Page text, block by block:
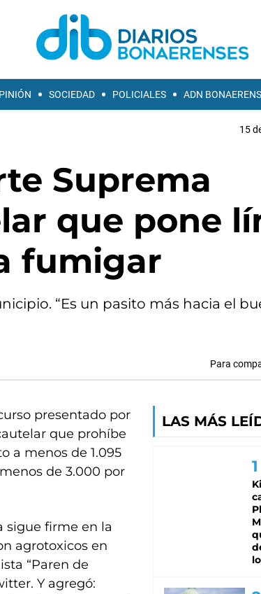
SOCIEDAD POLICIALES ADN
15
Suprema
que pone
fumigar
“Es un pasito más hacia el
Para
presentado por
que prohíbe
a menos de 1.095
de 3.000 por
sigue firme en la
agrotoxicos en
“Paren de
Y agregó:
LAS MÁS